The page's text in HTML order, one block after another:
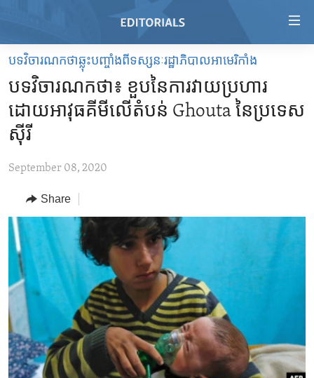
Skip
main
content
Skip
main
Navigation
to
Search
HOME
VIDEO
RADIO
AMERICAS
ASIA
EUROPE
MIDDLE EAST
TOPICS
HUMAN RIGHTS
SECURITY AND DEFENSE
AID AND DEVELOPMENT
DEMOCRACY AND GOVERNANCE
ECONOMY AND TRADE
ENVIRONMENT AND HEALTH
IDEALS AND INSTITUTIONS
ARCHIVE
ABOUT US
FOLLOW US
បទវិចារណកថាឆ្លុះបញ្ចាំងពីទស្សនៈរដ្ឋាភិបាលអាមេរិកាំង
បទវិចារណកថា៖ ខួប​នៃ​ការ​វាយ​ប្រហារ​
ដោយ​អាវុធ​គីមី​លើ​តំបន់ Ghouta នៃ​ប្រទេស​
ស៊ីរី
September 08, 2020
Share